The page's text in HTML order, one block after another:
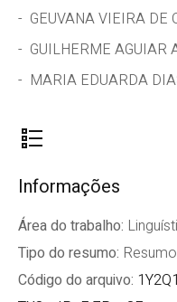
GEUVANA VIEIRA DE
GUILHERME AGUIAR
MARIA EDUARDA
Informações
Área do trabalho:
Tipo do resumo:
Código do arquivo: